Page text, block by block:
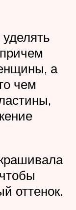
а
чем
оттенок.